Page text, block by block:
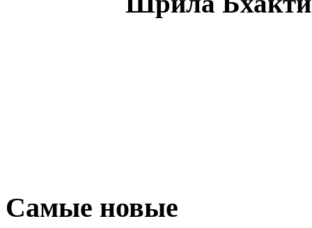
Самые новые